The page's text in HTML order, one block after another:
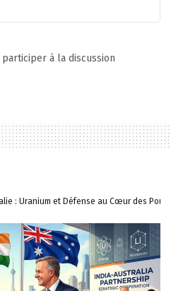
à la discussion
: Uranium et Défense au Cœur des